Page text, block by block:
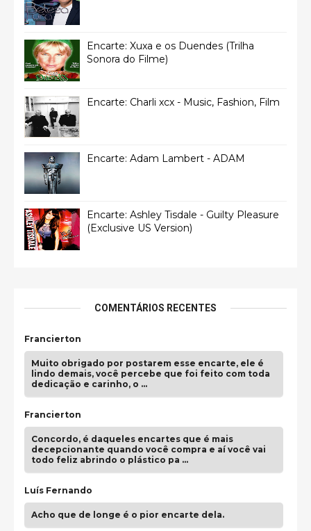
Encarte: Xuxa e os Duendes (Trilha
Sonora do Filme)
Encarte: Charli xcx - Music, Fashion, Film
Encarte: Adam Lambert - ADAM
Encarte: Ashley Tisdale - Guilty Pleasure
(Exclusive US Version)
COMENTÁRIOS RECENTES
Francierton
Muito obrigado por postarem esse encarte, ele é
lindo demais, você percebe que foi feito com toda
dedicação e carinho, o …
Francierton
Concordo, é daqueles encartes que é mais
decepcionante quando você compra e aí você vai
todo feliz abrindo o plástico pa …
Luís Fernando
Acho que de longe é o pior encarte dela.